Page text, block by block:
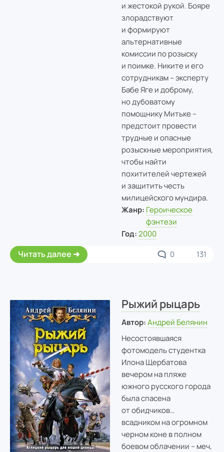
и жестокой рукой. Бояре
злорадствуют
и формируют
альтернативные
комиссии по розыску
и поимке. Никите и его
сотрудникам – эксперту
Бабе Яге и доброму,
но дубоватому
помощнику Митьке –
предстоит провести
трудные и опасные
розыскные мероприятия,
чтобы найти
похитителей чертежей
и защитить честь
милицейского мундира.
Жанр: Героическое
фэнтези
Год: 2000
Читать далее 0 131
Рыжий рыцарь
Автор: Андрей Белянин
Несостоявшаяся
фотомодель студентка
Илона Щербатова
вечером на пляже
южного русского города
была спасена
от обидчиков…
всадником на огромном
черном коне в полном
боевом облачении – меч,